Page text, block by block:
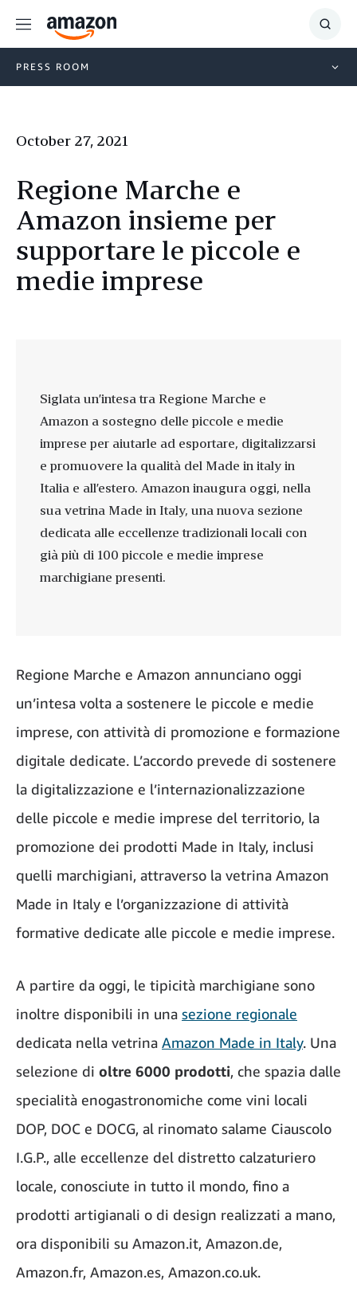
Menu
Show
PRESS ROOM
October 27, 2021
Regione Marche e
Amazon insieme per
supportare le piccole e
medie imprese
Siglata un’intesa tra Regione Marche e
Amazon a sostegno delle piccole e medie
imprese per aiutarle ad esportare, digitalizzarsi
e promuovere la qualità del Made in italy in
Italia e all’estero. Amazon inaugura oggi, nella
sua vetrina Made in Italy, una nuova sezione
dedicata alle eccellenze tradizionali locali con
già più di 100 piccole e medie imprese
marchigiane presenti.
Regione Marche e Amazon annunciano oggi
un’intesa volta a sostenere le piccole e medie
imprese, con attività di promozione e formazione
digitale dedicate. L’accordo prevede di sostenere
la digitalizzazione e l’internazionalizzazione
delle piccole e medie imprese del territorio, la
promozione dei prodotti Made in Italy, inclusi
quelli marchigiani, attraverso la vetrina Amazon
Made in Italy e l’organizzazione di attività
formative dedicate alle piccole e medie imprese.
A partire da oggi, le tipicità marchigiane sono
inoltre disponibili in una sezione regionale
dedicata nella vetrina Amazon Made in Italy. Una
selezione di oltre 6000 prodotti, che spazia dalle
specialità enogastronomiche come vini locali
DOP, DOC e DOCG, al rinomato salame Ciauscolo
I.G.P., alle eccellenze del distretto calzaturiero
locale, conosciute in tutto il mondo, fino a
prodotti artigianali o di design realizzati a mano,
ora disponibili su Amazon.it, Amazon.de,
Amazon.fr, Amazon.es, Amazon.co.uk.